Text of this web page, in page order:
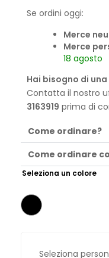
Se ordini oggi:
Merce
Merce
18 agosto
Hai bisogno di
Contatta il nostro
3163919 prima di
Come ordinare?
Come ordinare
Seleziona un colore
Seleziona